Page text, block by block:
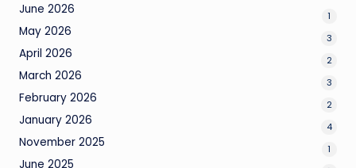
June 2026 1
May 2026 3
April 2026 2
March 2026 3
February 2026 2
January 2026 4
November 2025 1
June 2025